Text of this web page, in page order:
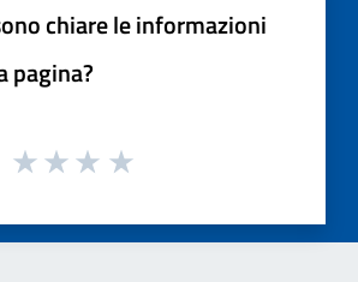
chiare le informazioni
pagina?